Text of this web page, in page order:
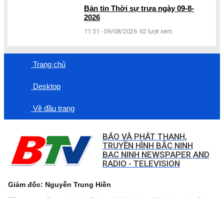
Bản tin Thời sự trưa ngày 09-8-
2026
11:51 - 09/08/2026 62 lượt xem
Trang chủ
Desktop
Về đầu trang
BÁO VÀ PHÁT THANH,
TRUYỀN HÌNH BẮC NINH
BAC NINH NEWSPAPER AND
RADIO - TELEVISION
Giám đốc: Nguyễn Trung Hiền